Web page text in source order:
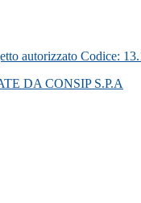
autorizzato Codice:
DA CONSIP S.P.A